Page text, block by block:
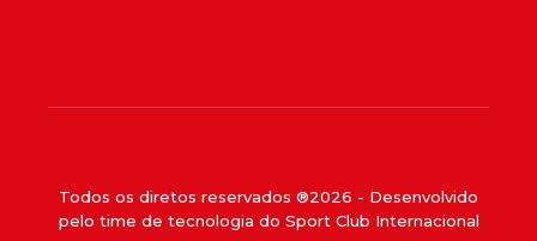
Todos os diretos reservados ®2026 - Desenvolvido
pelo time de tecnologia do Sport Club Internacional